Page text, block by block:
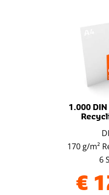
1.000
170 g/m²
6
€